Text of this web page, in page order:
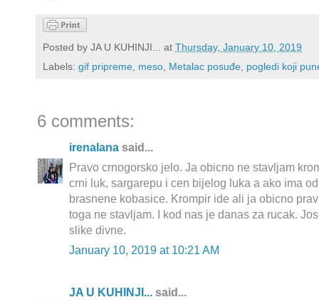
Posted by JA U KUHINJI... at Thursday, January 10, 2019
Labels: gif pripreme, meso, Metalac posuđe, pogledi koji
6 comments:
irenalana said...
Pravo crnogorsko jelo. Ja obicno ne stavljam
crni luk, sargarepu i cen bijelog luka a ako ima
brasnene kobasice. Krompir ide ali ja obicno
toga ne stavljam. I kod nas je danas za rucak.
slike divne.
January 10, 2019 at 10:21 AM
JA U KUHINJI... said...